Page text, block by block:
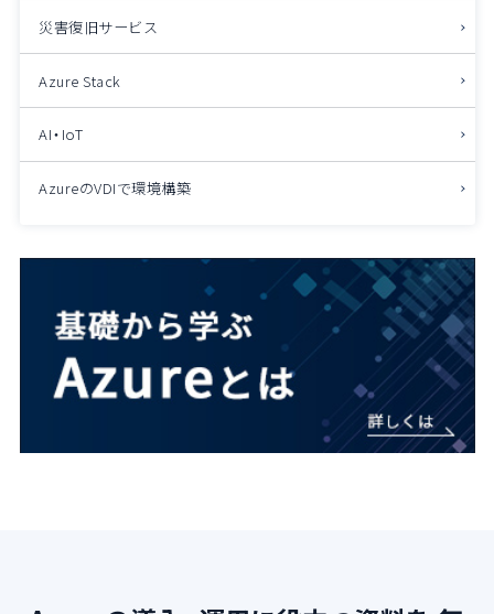
災害復旧サービス
Azure Stack
AI・IoT
AzureのVDIで環境構築